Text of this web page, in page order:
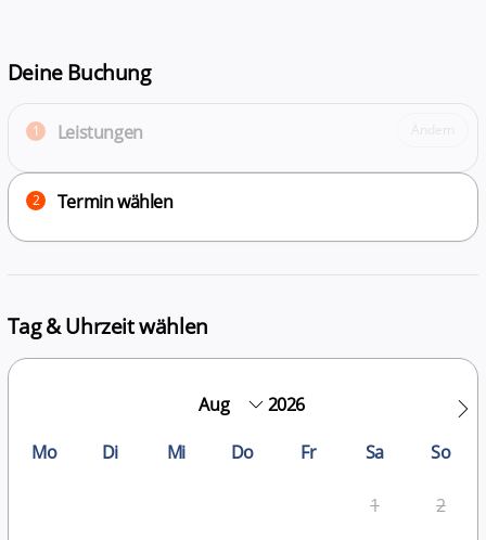
Tag & Uhrzeit wählen
2026
Mo
Di Mi Do Fr Sa So
1 2
Deine Buchung
1 Leistungen
2 Termin wählen